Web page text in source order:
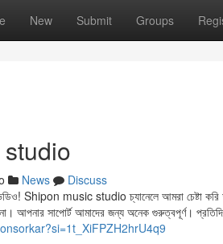
New Submit Groups
News
Discuss
Shipon music studio চ্যানেলে আমরা চেষ্টা
আপনার সাপোর্ট আমাদের জন্য অনেক গুরুত্বপূর্ণ।